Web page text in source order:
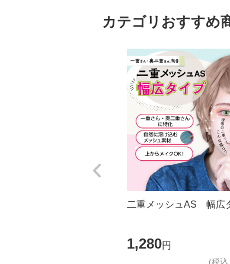
カテゴリおすすめ
二重メッシュAS 幅広
1,280円
(税